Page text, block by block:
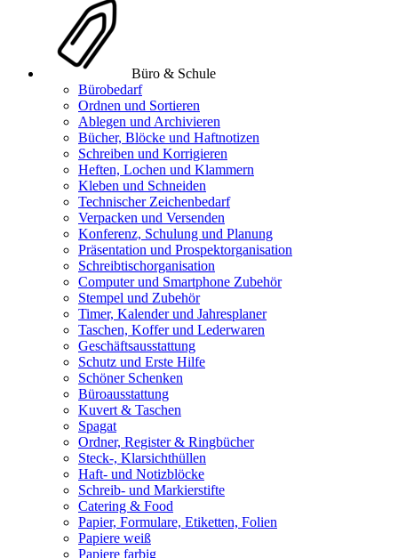
Büro & Schule
Bürobedarf
Ordnen und Sortieren
Ablegen und Archivieren
Bücher, Blöcke und Haftnotizen
Schreiben und Korrigieren
Heften, Lochen und Klammern
Kleben und Schneiden
Technischer Zeichenbedarf
Verpacken und Versenden
Konferenz, Schulung und Planung
Präsentation und Prospektorganisation
Schreibtischorganisation
Computer und Smartphone Zubehör
Stempel und Zubehör
Timer, Kalender und Jahresplaner
Taschen, Koffer und Lederwaren
Geschäftsausstattung
Schutz und Erste Hilfe
Schöner Schenken
Büroausstattung
Kuvert & Taschen
Spagat
Ordner, Register & Ringbücher
Steck-, Klarsichthüllen
Haft- und Notizblöcke
Schreib- und Markierstifte
Catering & Food
Papier, Formulare, Etiketten, Folien
Papiere weiß
Papiere farbig